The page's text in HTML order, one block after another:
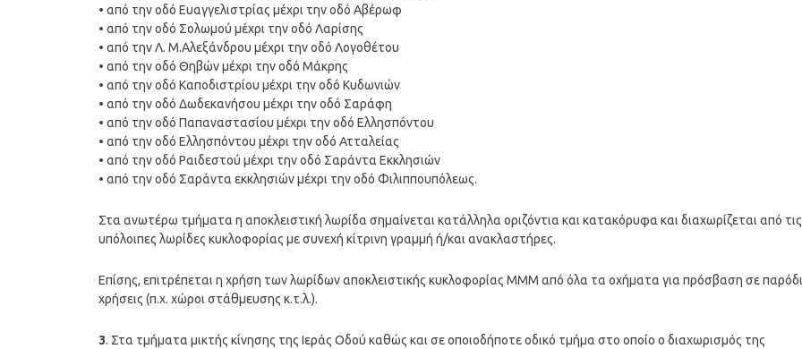
• από την οδό Ευαγγελιστρίας μέχρι την οδό Αβέρωφ
• από την οδό Σολωμού μέχρι την οδό Λαρίσης
• από την Λ. Μ.Αλεξάνδρου μέχρι την οδό Λογοθέτου
• από την οδό Θηβών μέχρι την οδό Μάκρης
• από την οδό Καποδιστρίου μέχρι την οδό Κυδωνιών
• από την οδό Δωδεκανήσου μέχρι την οδό Σαράφη
• από την οδό Παπαναστασίου μέχρι την οδό Ελλησπόντου
• από την οδό Ελλησπόντου μέχρι την οδό Ατταλείας
• από την οδό Ραιδεστού μέχρι την οδό Σαράντα Εκκλησιών
• από την οδό Σαράντα εκκλησιών μέχρι την οδό Φιλιππουπόλεως.
Στα ανωτέρω τμήματα η αποκλειστική λωρίδα σημαίνεται κατάλληλα οριζόντια και κατακόρυφα και διαχωρίζεται από τις
υπόλοιπες λωρίδες κυκλοφορίας με συνεχή κίτρινη γραμμή ή/και ανακλαστήρες.
Επίσης, επιτρέπεται η χρήση των λωρίδων αποκλειστικής κυκλοφορίας ΜΜΜ από όλα τα οχήματα για πρόσβαση σε
χρήσεις (π.χ. χώροι στάθμευσης κ.τ.λ.).
3. Στα τμήματα μικτής κίνησης της Ιεράς Οδού καθώς και σε οποιοδήποτε οδικό τμήμα στο οποίο ο διαχωρισμός της